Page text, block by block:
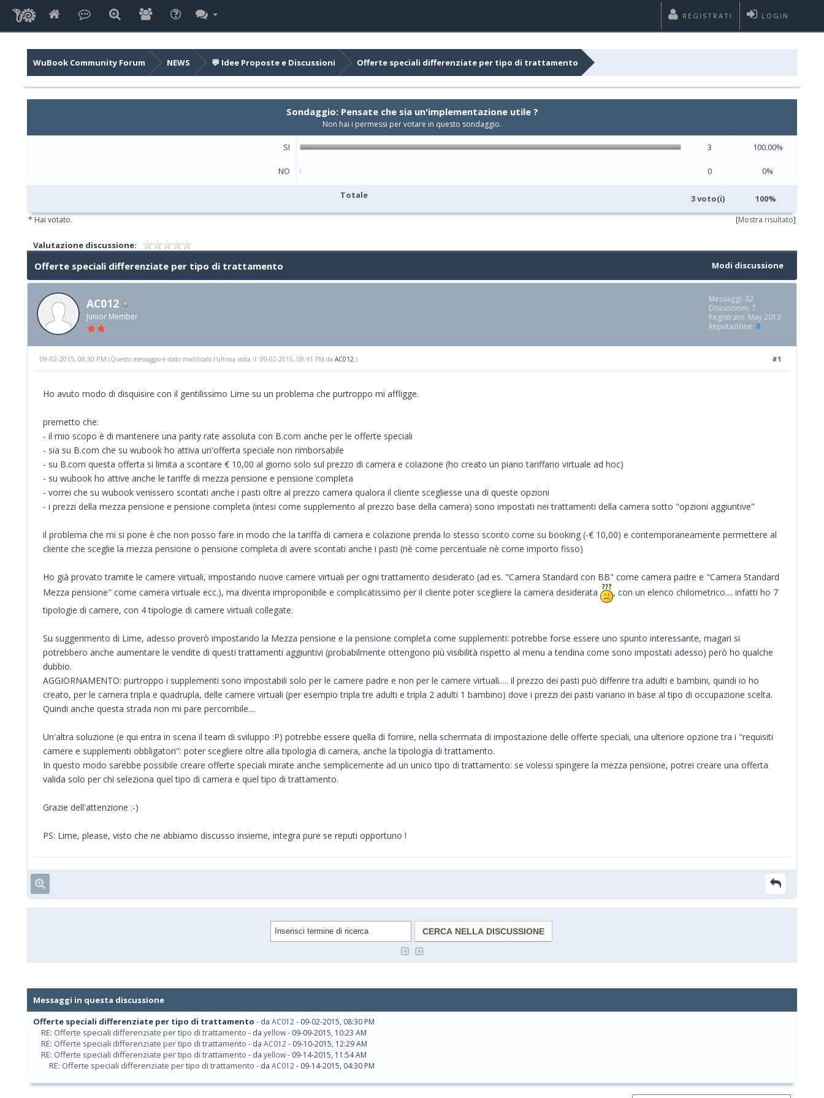
LOGIN
REGISTRATI
WuBook Community Forum NEWS 💬 Idee Proposte e Discussioni Offerte speciali differenziate per tipo di trattamento
Sondaggio: Pensate che sia un'implementazione utile ?
Non hai i permessi per votare in questo sondaggio.
SI 3 100.00%
NO 0 0%
Totale 3 voto(i) 100%
* Hai votato. [Mostra risultato]
Valutazione discussione:
Modi discussione
Offerte speciali differenziate per tipo di trattamento
AC012
Junior Member
Messaggi: 32
Discussioni: 7
Registrato: May 2013
Reputazione: 0
#1
09-02-2015, 08:30 PM (Questo messaggio è stato modificato l'ultima volta il: 09-02-2015, 08:41 PM da AC012 .)
Ho avuto modo di disquisire con il gentilissimo Lime su un problema che purtroppo mi affligge.
premetto che:
- il mio scopo è di mantenere una parity rate assoluta con B.com anche per le offerte speciali
- sia su B.com che su wubook ho attiva un'offerta speciale non rimborsabile
- su B.com questa offerta si limita a scontare € 10,00 al giorno solo sul prezzo di camera e colazione (ho creato un piano tariffario virtuale ad hoc)
- su wubook ho attive anche le tariffe di mezza pensione e pensione completa
- vorrei che su wubook venissero scontati anche i pasti oltre al prezzo camera qualora il cliente scegliesse una di queste opzioni
- i prezzi della mezza pensione e pensione completa (intesi come supplemento al prezzo base della camera) sono impostati nei trattamenti della camera sotto "opzioni aggiuntive"
il problema che mi si pone è che non posso fare in modo che la tariffa di camera e colazione prenda lo stesso sconto come su booking (-€ 10,00) e contemporaneamente permettere al
cliente che sceglie la mezza pensione o pensione completa di avere scontati anche i pasti (nè come percentuale nè come importo fisso)
Ho già provato tramite le camere virtuali, impostando nuove camere virtuali per ogni trattamento desiderato (ad es. "Camera Standard con BB" come camera padre e "Camera Standard
Mezza pensione" come camera virtuale ecc.), ma diventa improponibile e complicatissimo per il cliente poter scegliere la camera desiderata
, con un elenco chilometrico.... infatti ho 7
tipologie di camere, con 4 tipologie di camere virtuali collegate.
Su suggerimento di Lime, adesso proverò impostando la Mezza pensione e la pensione completa come supplementi: potrebbe forse essere uno spunto interessante, magari si
potrebbero anche aumentare le vendite di questi trattamenti aggiuntivi (probabilmente ottengono più visibilità rispetto al menu a tendina come sono impostati adesso) però ho qualche
dubbio.
AGGIORNAMENTO: purtroppo i supplementi sono impostabili solo per le camere padre e non per le camere virtuali..... il prezzo dei pasti può differire tra adulti e bambini, quindi io ho
creato, per le camera tripla e quadrupla, delle camere virtuali (per esempio tripla tre adulti e tripla 2 adulti 1 bambino) dove i prezzi dei pasti variano in base al tipo di occupazione scelta.
Quindi anche questa strada non mi pare percorribile....
Un'altra soluzione (e qui entra in scena il team di sviluppo :P) potrebbe essere quella di fornire, nella schermata di impostazione delle offerte speciali, una ulteriore opzione tra i "requisiti
camere e supplementi obbligatori": poter scegliere oltre alla tipologia di camera, anche la tipologia di trattamento.
In questo modo sarebbe possibile creare offerte speciali mirate anche semplicemente ad un unico tipo di trattamento: se volessi spingere la mezza pensione, potrei creare una offerta
valida solo per chi seleziona quel tipo di camera e quel tipo di trattamento.
Grazie dell'attenzione :-)
PS: Lime, please, visto che ne abbiamo discusso insieme, integra pure se reputi opportuno !
Messaggi in questa discussione
Offerte speciali differenziate per tipo di trattamento - da AC012- 09-02-2015, 08:30 PM
RE: Offerte speciali differenziate per tipo di trattamento - da yellow- 09-09-2015, 10:23 AM
RE: Offerte speciali differenziate per tipo di trattamento - da AC012- 09-10-2015, 12:29 AM
RE: Offerte speciali differenziate per tipo di trattamento - da yellow- 09-14-2015, 11:54 AM
RE: Offerte speciali differenziate per tipo di trattamento - da AC012- 09-14-2015, 04:30 PM